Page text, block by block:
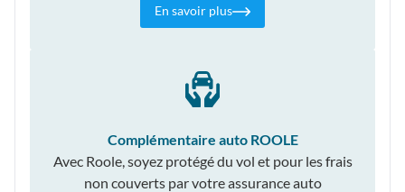
En savoir plus
Complémentaire auto ROOLE
Avec Roole, soyez protégé du vol et pour les frais
non couverts par votre assurance auto